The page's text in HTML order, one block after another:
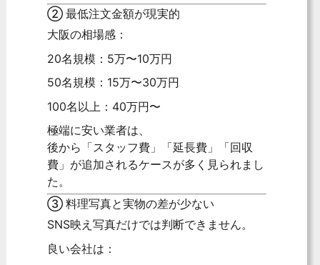
② 最低注文金額が現実的
大阪の相場感：
20名規模：5万〜10万円
50名規模：15万〜30万円
100名以上：40万円〜
極端に安い業者は、
後から「スタッフ費」「延長費」「回収
費」が追加されるケースが多く見られまし
た。
③ 料理写真と実物の差が少ない
SNS映え写真だけでは判断できません。
良い会社は：